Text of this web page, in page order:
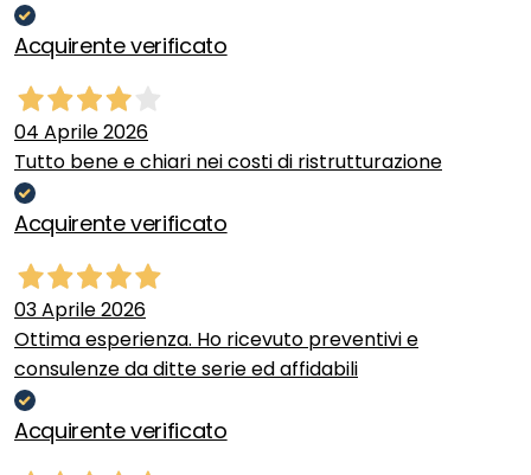
Acquirente verificato
04 Aprile 2026
Tutto bene e chiari nei costi di ristrutturazione
Acquirente verificato
03 Aprile 2026
Ottima esperienza. Ho ricevuto preventivi e
consulenze da ditte serie ed affidabili
Acquirente verificato